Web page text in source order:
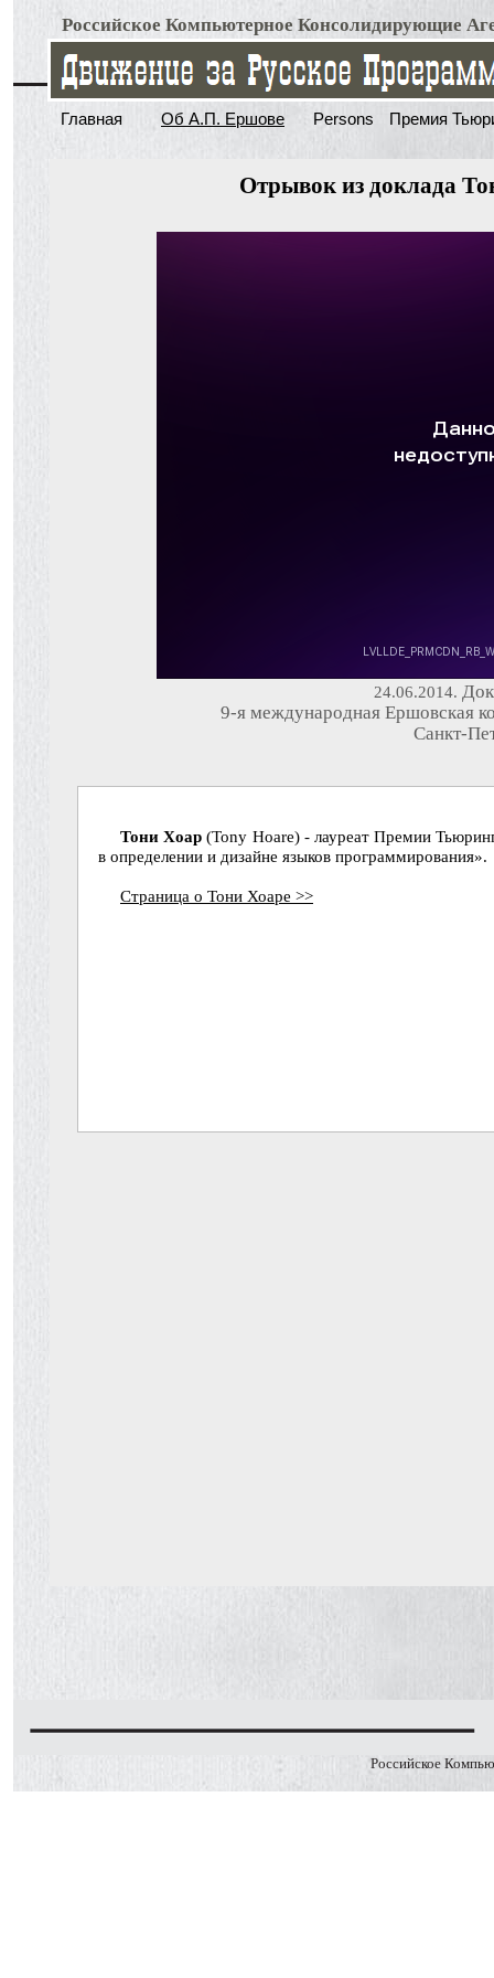
Российское Компьютерное Консолидирующие
Главная Об А.П. Ершове Persons Премия
Отрывок из доклада
24.06.2014.
9-я международная Ершовская
Санкт-
Тони Хоар (Tony Hoare) - лауреат Премии
в определении и дизайне языков программирования».
Страница о Тони Хоаре >>
Российское